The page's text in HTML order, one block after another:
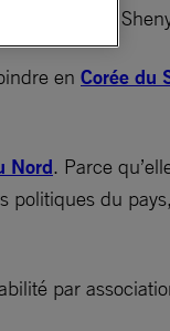
modifié], à
en Corée du
Nord. Parce
politiques du
par